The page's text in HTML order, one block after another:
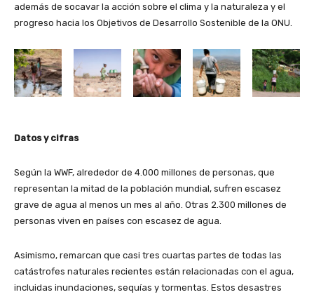
además de socavar la acción sobre el clima y la naturaleza y el
progreso hacia los Objetivos de Desarrollo Sostenible de la ONU.
Datos y cifras
Según la WWF, alrededor de 4.000 millones de personas, que
representan la mitad de la población mundial, sufren escasez
grave de agua al menos un mes al año. Otras 2.300 millones de
personas viven en países con escasez de agua.
Asimismo, remarcan que casi tres cuartas partes de todas las
catástrofes naturales recientes están relacionadas con el agua,
incluidas inundaciones, sequías y tormentas. Estos desastres